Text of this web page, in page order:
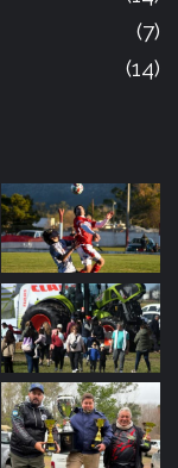
(7)
(14)